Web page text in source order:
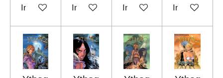
In winkelwagenIn winkelwagenIn winkelwagen
In